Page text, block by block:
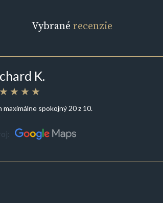
Vybrané recenzie
K.
maximálne spokojný 20 z 10.